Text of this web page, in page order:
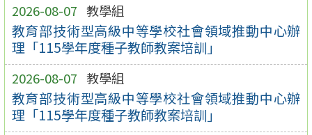
2026-08-07 教學組
教育部技術型高級中等學校社會領域推動中心辦
理「115學年度種子教師教案培訓」
2026-08-07 教學組
教育部技術型高級中等學校社會領域推動中心辦
理「115學年度種子教師教案培訓」